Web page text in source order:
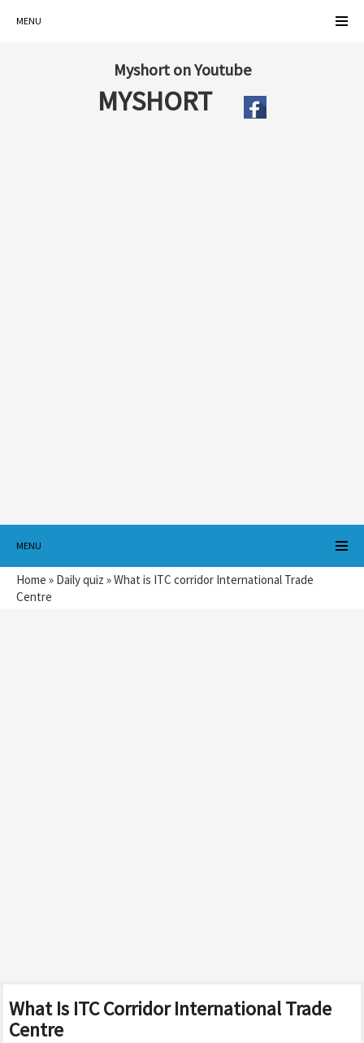
MENU
Myshort on Youtube
MYSHORT
MENU
Home » Daily quiz »What is ITC corridor International Trade
Centre
What Is ITC Corridor International Trade
Centre